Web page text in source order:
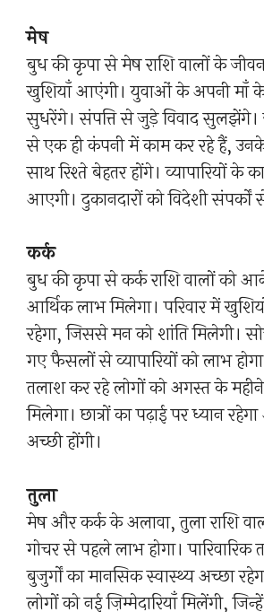
मेष
बुध की कृपा से मेष राशि वालों के
खुशियाँ आएंगी। युवाओं के अपनी माँ के
सुधरेंगे। संपत्ति से जुड़े विवाद
से एक ही कंपनी में काम कर रहे हैं,
साथ रिश्ते बेहतर होंगे। व्यापारियों के
आएगी। दुकानदारों को विदेशी संपर्कों
कर्क
बुध की कृपा से कर्क राशि वालों को
आर्थिक लाभ मिलेगा। परिवार में
रहेगा, जिससे मन को शांति मिलेगी।
गए फैसलों से व्यापारियों को लाभ
तलाश कर रहे लोगों को अगस्त के
मिलेगा। छात्रों का पढ़ाई पर ध्यान
अच्छी होंगी।
तुला
मेष और कर्क के अलावा, तुला राशि
गोचर से पहले लाभ होगा।
बुजुर्गों का मानसिक स्वास्थ्य अच्छा
लोगों को नई ज़िम्मेदारियाँ मिलेंगी,